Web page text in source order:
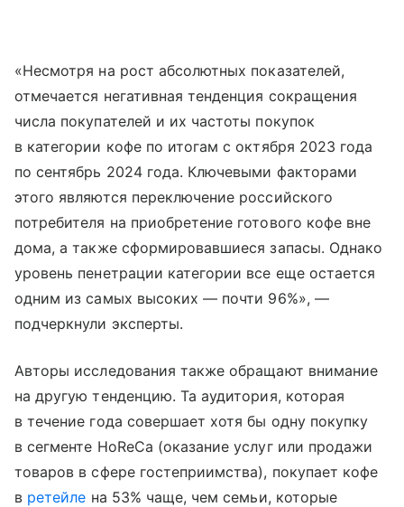
«Несмотря на рост абсолютных показателей,
отмечается негативная тенденция сокращения
числа покупателей и их частоты покупок
в категории кофе по итогам с октября 2023 года
по сентябрь 2024 года. Ключевыми факторами
этого являются переключение российского
потребителя на приобретение готового кофе вне
дома, а также сформировавшиеся запасы. Однако
уровень пенетрации категории все еще остается
одним из самых высоких — почти 96%», —
подчеркнули эксперты.
Авторы исследования также обращают внимание
на другую тенденцию. Та аудитория, которая
в течение года совершает хотя бы одну покупку
в сегменте HoReCa (оказание услуг или продажи
товаров в сфере гостеприимства), покупает кофе
в ретейле на 53% чаще, чем семьи, которые